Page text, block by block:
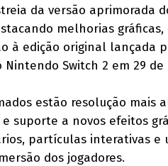
da versão aprimorada
melhorias
à edição original lançada
Switch 2 em 29 de
estão resolução mais
suporte a novos efeitos
partículas interativas e
dos jogadores.